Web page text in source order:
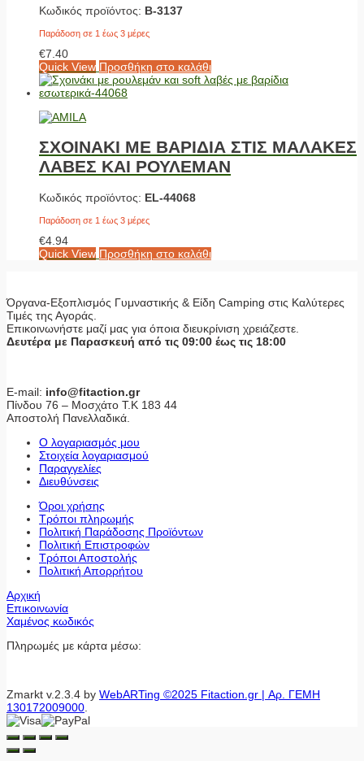
Κωδικός προϊόντος: Β-3137
Παράδοση σε 1 έως 3 μέρες
€7.40
Quick View Προσθήκη στο καλάθι
ΣΧΟΙΝΑΚΙ ΜΕ ΒΑΡΙΔΙΑ ΣΤΙΣ ΜΑΛΑΚΕΣ
ΛΑΒΕΣ ΚΑΙ ΡΟΥΛΕΜΑΝ
Κωδικός προϊόντος: EL-44068
Παράδοση σε 1 έως 3 μέρες
€4.94
Quick View Προσθήκη στο καλάθι
Όργανα-Εξοπλισμός Γυμναστικής & Είδη Camping στις Καλύτερες
Τιμές της Αγοράς.
Επικοινωνήστε μαζί μας για όποια διευκρίνιση χρειάζεστε.
Δευτέρα με Παρασκευή από τις 09:00 έως τις 18:00
E-mail: info@fitaction.gr
Πίνδου 76 – Μοσχάτο Τ.Κ 183 44
Αποστολή Πανελλαδικά.
Ο λογαριασμός μου
Στοιχεία λογαριασμού
Παραγγελίες
Διευθύνσεις
Όροι χρήσης
Τρόποι πληρωμής
Πολιτική Παράδοσης Προϊόντων
Πολιτική Επιστροφών
Τρόποι Αποστολής
Πολιτική Απορρήτου
Αρχική
Επικοινωνία
Χαμένος κωδικός
Πληρωμές με κάρτα μέσω:
Zmarkt v.2.3.4 by WebARTing ©2025 Fitaction.gr | Αρ. ΓΕΜΗ
130172009000